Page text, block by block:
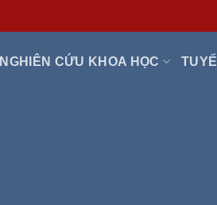
NGHIÊN CỨU KHOA HỌC